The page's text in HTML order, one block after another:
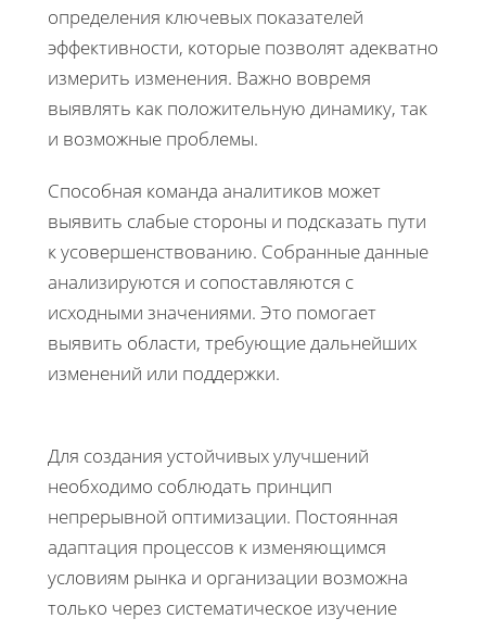
определения ключевых показателей
эффективности, которые позволят адекватно
измерить изменения. Важно вовремя
выявлять как положительную динамику, так
и возможные проблемы.
Способная команда аналитиков может
выявить слабые стороны и подсказать пути
к усовершенствованию. Собранные данные
анализируются и сопоставляются с
исходными значениями. Это помогает
выявить области, требующие дальнейших
изменений или поддержки.
Для создания устойчивых улучшений
необходимо соблюдать принцип
непрерывной оптимизации. Постоянная
адаптация процессов к изменяющимся
условиям рынка и организации возможна
только через систематическое изучение